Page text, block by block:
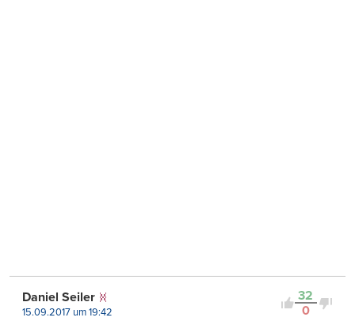
32
0
Daniel Seiler
15.09.2017 um 19:42